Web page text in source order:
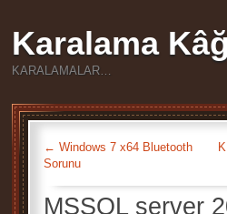
Karalama
KARALAMALAR…
← Windows 7 x64 Bluetooth
Sorunu
MSSQL server